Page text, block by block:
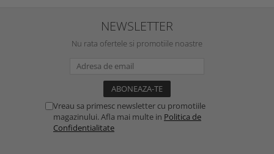
NEWSLETTER
Nu rata ofertele si promotiile noastre
Vreau sa primesc newsletter cu promotiile
magazinului. Afla mai multe in Politica de
Confidentialitate